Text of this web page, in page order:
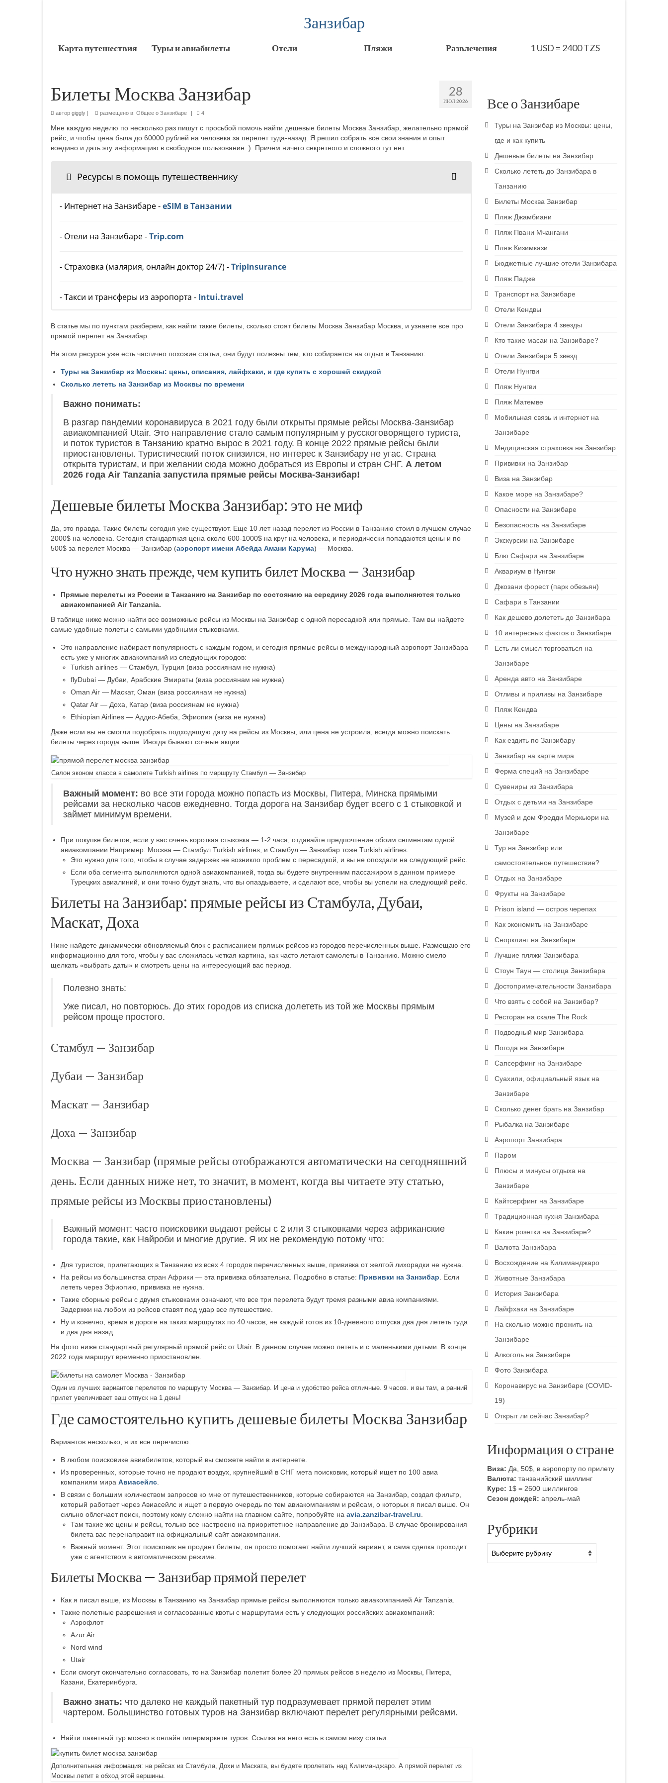
Занзибар
Карта путешествия Туры и авиабилеты Отели Пляжи Развлечения 1 USD = 2400 TZS
28
ИЮЛ 2026
Билеты Москва Занзибар
автор giggly | размещено в: Общее о Занзибаре | 4
Мне каждую неделю по несколько раз пишут с просьбой помочь найти дешевые билеты Москва Занзибар, желательно прямой
рейс, и чтобы цена была до 60000 рублей на человека за перелет туда-назад. Я решил собрать все свои знания и опыт
воедино и дать эту информацию в свободное пользование :). Причем ничего секретного и сложного тут нет.
Ресурсы в помощь путешественнику
- Интернет на Занзибаре -eSIM в Танзании
- Отели на Занзибаре -Trip.com
- Страховка (малярия, онлайн доктор 24/7) -TripInsurance
- Такси и трансферы из аэропорта - Intui.travel
В статье мы по пунктам разберем, как найти такие билеты, сколько стоят билеты Москва Занзибар Москва, и узнаете все про
прямой перелет на Занзибар.
На этом ресурсе уже есть частично похожие статьи, они будут полезны тем, кто собирается на отдых в Танзанию:
Туры на Занзибар из Москвы: цены, описания, лайфхаки, и где купить с хорошей скидкой
Сколько лететь на Занзибар из Москвы по времени
Важно понимать:
В разгар пандемии коронавируса в 2021 году были открыты прямые рейсы Москва-Занзибар
авиакомпанией Utair. Это направление стало самым популярным у русскоговорящего туриста,
и поток туристов в Танзанию кратно вырос в 2021 году. В конце 2022 прямые рейсы были
приостановлены. Туристический поток снизился, но интерес к Занзибару не угас. Страна
открыта туристам, и при желании сюда можно добраться из Европы и стран СНГ. А летом
2026 года Air Tanzania запустила прямые рейсы Москва-Занзибар!
Дешевые билеты Москва Занзибар: это не миф
Да, это правда. Такие билеты сегодня уже существуют. Еще 10 лет назад перелет из России в Танзанию стоил в лучшем случае
2000$ на человека. Сегодня стандартная цена около 600-1000$ на круг на человека, и периодически попадаются цены и по
500$ за перелет Москва — Занзибар (аэропорт имени Абейда Амани Карума) — Москва.
Что нужно знать прежде, чем купить билет Москва — Занзибар
Прямые перелеты из России в Танзанию на Занзибар по состоянию на середину 2026 года выполняются только
авиакомпанией Air Tanzania.
В таблице ниже можно найти все возможные рейсы из Москвы на Занзибар с одной пересадкой или прямые. Там вы найдете
самые удобные полеты с самыми удобными стыковками.
Это направление набирает популярность с каждым годом, и сегодня прямые рейсы в международный аэропорт Занзибара
есть уже у многих авиакомпаний из следующих городов:
Turkish airlines — Стамбул, Турция (виза россиянам не нужна)
flyDubai — Дубаи, Арабские Эмираты (виза россиянам не нужна)
Oman Air — Маскат, Оман (виза россиянам не нужна)
Qatar Air — Доха, Катар (виза россиянам не нужна)
Ethiopian Airlines — Аддис-Абеба, Эфиопия (виза не нужна)
Даже если вы не смогли подобрать подходящую дату на рейсы из Москвы, или цена не устроила, всегда можно поискать
билеты через города выше. Иногда бывают сочные акции.
Салон эконом класса в самолете Turkish airlines по маршруту Стамбул — Занзибар
Важный момент: во все эти города можно попасть из Москвы, Питера, Минска прямыми
рейсами за несколько часов ежедневно. Тогда дорога на Занзибар будет всего с 1 стыковкой и
займет минимум времени.
При покупке билетов, если у вас очень короткая стыковка — 1-2 часа, отдавайте предпочтение обоим сегментам одной
авиакомпании Например: Москва — Стамбул Turkish airlines, и Стамбул — Занзибар тоже Turkish airlines.
Это нужно для того, чтобы в случае задержек не возникло проблем с пересадкой, и вы не опоздали на следующий рейс.
Если оба сегмента выполняются одной авиакомпанией, тогда вы будете внутренним пассажиром в данном примере
Турецких авиалиний, и они точно будут знать, что вы опаздываете, и сделают все, чтобы вы успели на следующий рейс.
Билеты на Занзибар: прямые рейсы из Стамбула, Дубаи,
Маскат, Доха
Ниже найдете динамически обновляемый блок с расписанием прямых рейсов из городов перечисленных выше. Размещаю его
информационно для того, чтобы у вас сложилась четкая картина, как часто летают самолеты в Танзанию. Можно смело
щелкать «выбрать даты» и смотреть цены на интересующий вас период.
Полезно знать:
Уже писал, но повторюсь. До этих городов из списка долететь из той же Москвы прямым
рейсом проще простого.
Стамбул — Занзибар
Дубаи — Занзибар
Маскат — Занзибар
Доха — Занзибар
Москва — Занзибар (прямые рейсы отображаются автоматически на сегодняшний
день. Если данных ниже нет, то значит, в момент, когда вы читаете эту статью,
прямые рейсы из Москвы приостановлены)
Важный момент: часто поисковики выдают рейсы с 2 или 3 стыковками через африканские
города такие, как Найроби и многие другие. Я их не рекомендую потому что:
Для туристов, прилетающих в Танзанию из всех 4 городов перечисленных выше, прививка от желтой лихорадки не нужна.
На рейсы из большинства стран Африки — эта прививка обязательна. Подробно в статье: Прививки на Занзибар . Если
лететь через Эфиопию, прививка не нужна.
Такие сборные рейсы с двумя стыковками означают, что все три перелета будут тремя разными авиа компаниями.
Задержки на любом из рейсов ставят под удар все путешествие.
Ну и конечно, время в дороге на таких маршрутах по 40 часов, не каждый готов из 10-дневного отпуска два дня лететь туда
и два дня назад.
На фото ниже стандартный регулярный прямой рейс от Utair. В данном случае можно лететь и с маленькими детьми. В конце
2022 года маршрут временно приостановлен.
Один из лучших вариантов перелетов по маршруту Москва — Занзибар. И цена и удобство рейса отличные. 9 часов. и вы там, а ранний
прилет увеличивает ваш отпуск на 1 день!
Где самостоятельно купить дешевые билеты Москва Занзибар
Вариантов несколько, я их все перечислю:
В любом поисковике авиабилетов, который вы сможете найти в интернете.
Из проверенных, которые точно не продают воздух, крупнейший в СНГ мета поисковик, который ищет по 100 авиа
компаниям мира Авиасейлс
В связи с большим количеством запросов ко мне от путешественников, которые собираются на Занзибар, создал фильтр,
который работает через Авиасейлс и ищет в первую очередь по тем авиакомпаниям и рейсам, о которых я писал выше. Он
сильно облегчает поиск, поэтому кому сложно найти на главном сайте, попробуйте на avia.zanzibar-travel.ru
Там такие же цены и рейсы, только все настроено на приоритетное направление до Занзибара. В случае бронирования
билета вас перенаправит на официальный сайт авиакомпании.
Важный момент. Этот поисковик не продает билеты, он просто помогает найти лучший вариант, а сама сделка проходит
уже с агентством в автоматическом режиме.
Билеты Москва — Занзибар прямой перелет
Как я писал выше, из Москвы в Танзанию на Занзибар прямые рейсы выполняются только авиакомпанией Air Tanzania.
Также полетные разрешения и согласованные квоты с маршрутами есть у следующих российских авиакомпаний:
Аэрофлот
Azur Air
Nord wind
Utair
Если смогут окончательно согласовать, то на Занзибар полетит более 20 прямых рейсов в неделю из Москвы, Питера,
Казани, Екатеринбурга.
Важно знать: что далеко не каждый пакетный тур подразумевает прямой перелет этим
чартером. Большинство готовых туров на Занзибар включают перелет регулярными рейсами.
Найти пакетный тур можно в онлайн гипермаркете туров. Ссылка на него есть в самом низу статьи.
Дополнительная информация: на рейсах из Стамбула, Дохи и Маската, вы будете пролетать над Килиманджаро. А прямой перелет из
Москвы летит в обход этой вершины.
Все о Занзибаре
Туры на Занзибар из Москвы: цены,
где и как купить
Дешевые билеты на Занзибар
Сколько лететь до Занзибара в
Танзанию
Билеты Москва Занзибар
Пляж Джамбиани
Пляж Пвани Мчангани
Пляж Кизимкази
Бюджетные лучшие отели Занзибара
Пляж Падже
Транспорт на Занзибаре
Отели Кендвы
Отели Занзибара 4 звезды
Кто такие масаи на Занзибаре?
Отели Занзибара 5 звезд
Отели Нунгви
Пляж Нунгви
Пляж Матемве
Мобильная связь и интернет на
Занзибаре
Медицинская страховка на Занзибар
Прививки на Занзибар
Виза на Занзибар
Какое море на Занзибаре?
Опасности на Занзибаре
Безопасность на Занзибаре
Экскурсии на Занзибаре
Блю Сафари на Занзибаре
Аквариум в Нунгви
Джозани форест (парк обезьян)
Сафари в Танзании
Как дешево долететь до Занзибара
10 интересных фактов о Занзибаре
Есть ли смысл торговаться на
Занзибаре
Аренда авто на Занзибаре
Отливы и приливы на Занзибаре
Пляж Кендва
Цены на Занзибаре
Как ездить по Занзибару
Занзибар на карте мира
Ферма специй на Занзибаре
Сувениры из Занзибара
Отдых с детьми на Занзибаре
Музей и дом Фредди Меркьюри на
Занзибаре
Тур на Занзибар или
самостоятельное путешествие?
Отдых на Занзибаре
Фрукты на Занзибаре
Prison island — остров черепах
Как экономить на Занзибаре
Снорклинг на Занзибаре
Лучшие пляжи Занзибара
Стоун Таун — столица Занзибара
Достопримечательности Занзибара
Что взять с собой на Занзибар?
Ресторан на скале The Rock
Подводный мир Занзибара
Погода на Занзибаре
Сапсерфинг на Занзибаре
Суахили, официальный язык на
Занзибаре
Сколько денег брать на Занзибар
Рыбалка на Занзибаре
Аэропорт Занзибара
Паром
Плюсы и минусы отдыха на
Занзибаре
Кайтсерфинг на Занзибаре
Традиционная кухня Занзибара
Какие розетки на Занзибаре?
Валюта Занзибара
Восхождение на Килиманджаро
Животные Занзибара
История Занзибара
Лайфхаки на Занзибаре
На сколько можно прожить на
Занзибаре
Алкоголь на Занзибаре
Фото Занзибара
Коронавирус на Занзибаре (COVID-
19)
Открыт ли сейчас Занзибар?
Информация о стране
Виза: Да, 50$, в аэропорту по прилету
Валюта: танзанийский шиллинг
Курс: 1$ = 2600 шиллингов
Сезон дождей: апрель-май
Рубрики